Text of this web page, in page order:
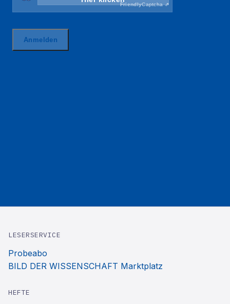
LESERSERVICE
Probeabo
BILD DER WISSENSCHAFT Marktplatz
HEFTE